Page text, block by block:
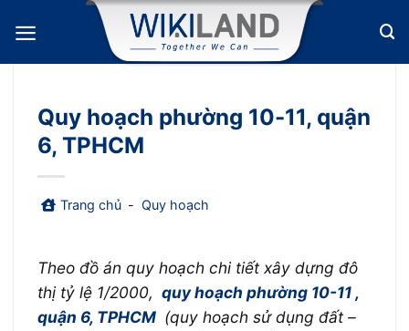
qua
nội
Quy hoạch phường 10-11, quận
6, TPHCM
Trang chủ - Quy hoạch
Theo đồ án quy hoạch chi tiết xây dựng đô
thị tỷ lệ 1/2000, quy hoạch phường 10-11 ,
quận 6, TPHCM (quy hoạch sử dụng đất –